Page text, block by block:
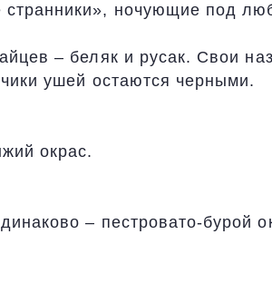
ночующие под
– беляк и русак. Свои
ушей остаются черными.
окрас.
– пестровато-бурой